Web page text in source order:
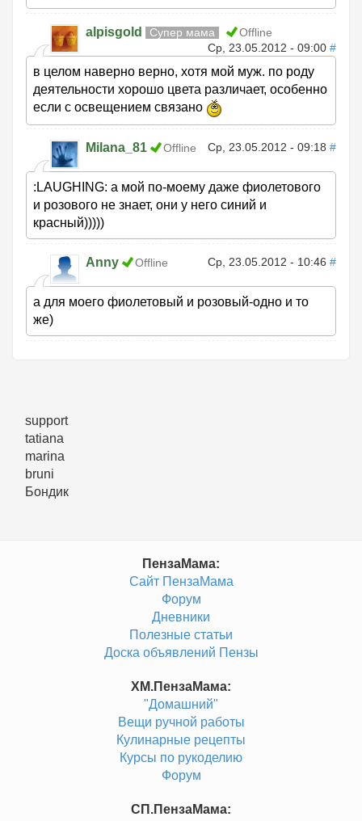
alpisgold Супер мама
Offline
Ср, 23.05.2012 - 09:00 #
в целом наверно верно, хотя мой муж. по роду
деятельности хорошо цвета различает, особенно
если с освещением связано
Milana_81 Offline Ср, 23.05.2012 - 09:18 #
:LAUGHING: а мой по-моему даже фиолетового
и розового не знает, они у него синий и
красный)))))
Anny Offline Ср, 23.05.2012 - 10:46 #
а для моего фиолетовый и розовый-одно и то
же)
support
tatiana
marina
bruni
Бондик
ПензаМама:
Сайт ПензаМама
Форум
Дневники
Полезные статьи
Доска объявлений Пензы
ХМ.ПензаМама:
"Домашний"
Вещи ручной работы
Кулинарные рецепты
Курсы по рукоделию
Форум
СП.ПензаМама: